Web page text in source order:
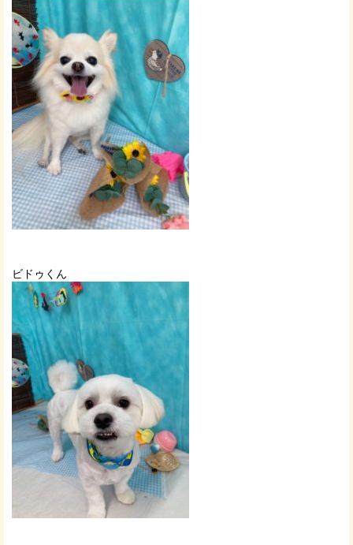
ビドゥくん